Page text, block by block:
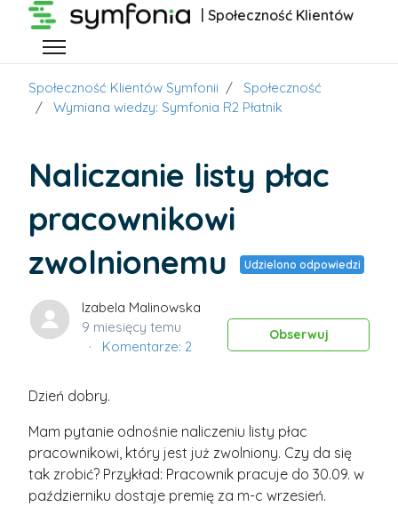
Przejdź do głównej zawartości | Społeczność Klientów
Przełącz menu nawigacyjne
Społeczność Klientów Symfonii
Społeczność
Wymiana wiedzy: Symfonia R2 Płatnik
Naliczanie listy płac
pracownikowi
zwolnionemu
Udzielono odpowiedzi
Izabela Malinowska
9 miesięcy temu
Komentarze: 2
Obserwuj
Dzień dobry.
Mam pytanie odnośnie naliczeniu listy płac
pracownikowi, który jest już zwolniony. Czy da się
tak zrobić? Przykład: Pracownik pracuje do 30.09. w
październiku dostaje premię za m-c wrzesień.